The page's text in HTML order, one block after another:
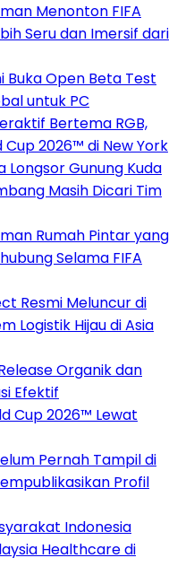
Menonton FIFA
Seru dan Imersif dari
Buka Open Beta Test
untuk PC
Bertema RGB,
Cup 2026™ di New York
Longsor Gunung Kuda
Masih Dicari Tim
Rumah Pintar yang
Selama FIFA
Resmi Meluncur di
Logistik Hijau di Asia
Organik dan
Efektif
Cup 2026™ Lewat
Pernah Tampil di
Profil
Indonesia
Healthcare di